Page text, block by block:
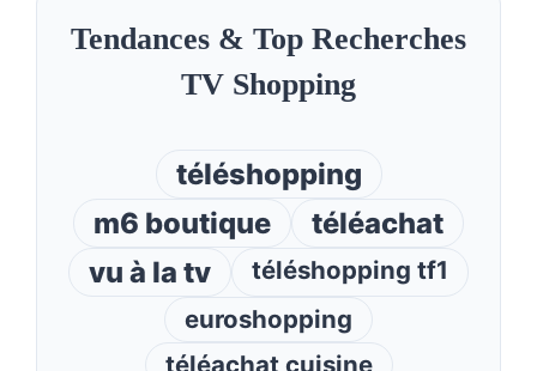
Tendances & Top Recherches
TV Shopping
téléshopping
m6 boutique
téléachat
vu à la tv
téléshopping tf1
euroshopping
téléachat cuisine